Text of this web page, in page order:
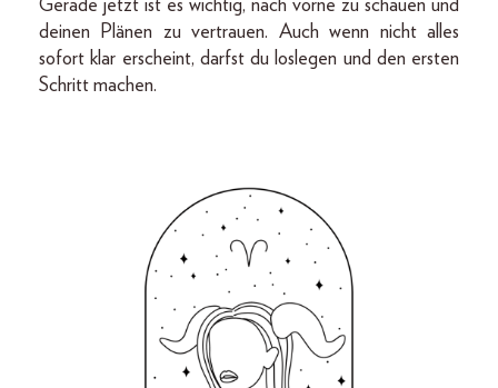
Gerade jetzt ist es wichtig, nach vorne zu schauen und
deinen Plänen zu vertrauen. Auch wenn nicht alles
sofort klar erscheint, darfst du loslegen und den ersten
Schritt machen.